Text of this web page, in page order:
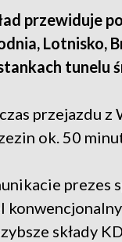
przewiduje
Lotnisko,
tunelu
czas przejazdu
ok. 50
prezes
składy